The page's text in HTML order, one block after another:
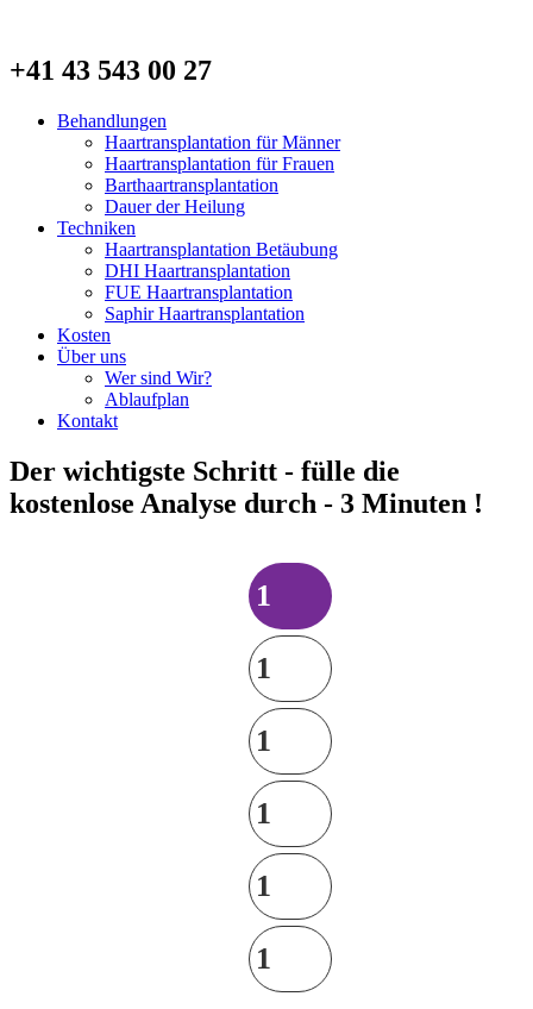
+41 43 543 00 27
Behandlungen
Haartransplantation für Männer
Haartransplantation für Frauen
Barthaartransplantation
Dauer der Heilung
Techniken
Haartransplantation Betäubung
DHI Haartransplantation
FUE Haartransplantation
Saphir Haartransplantation
Kosten
Über uns
Wer sind Wir?
Ablaufplan
Kontakt
Der wichtigste Schritt - fülle die
kostenlose Analyse durch - 3 Minuten !